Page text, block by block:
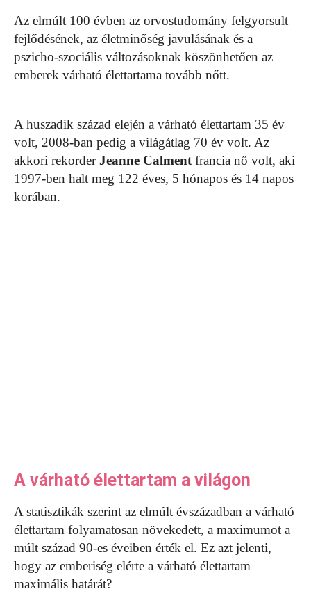
Az elmúlt 100 évben az orvostudomány felgyorsult
fejlődésének, az életminőség javulásának és a
pszicho-szociális változásoknak köszönhetően az
emberek várható élettartama tovább nőtt.
A huszadik század elején a várható élettartam 35 év
volt, 2008-ban pedig a világátlag 70 év volt. Az
akkori rekorderJeanne Calment francia nő volt, aki
1997-ben halt meg 122 éves, 5 hónapos és 14 napos
korában.
A várható élettartam a világon
A statisztikák szerint az elmúlt évszázadban a várható
élettartam folyamatosan növekedett, a maximumot a
múlt század 90-es éveiben érték el. Ez azt jelenti,
hogy az emberiség elérte a várható élettartam
maximális határát?